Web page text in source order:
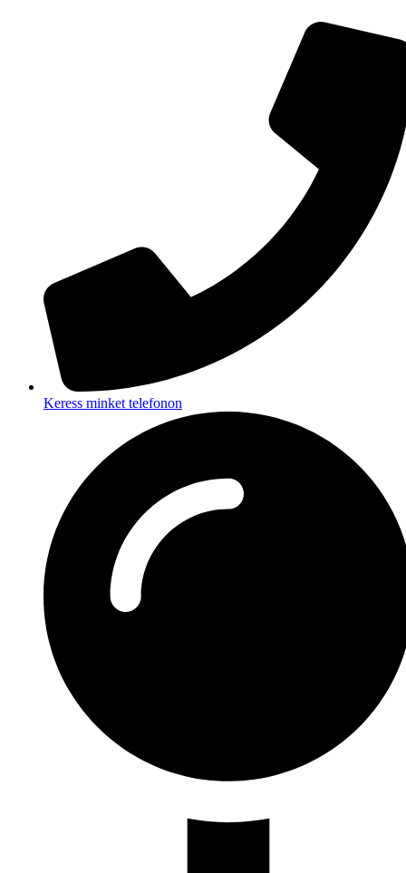
Keress minket telefonon